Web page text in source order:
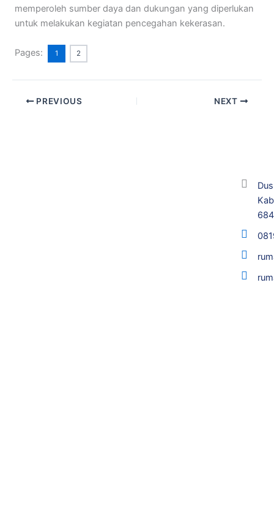
memperoleh sumber daya dan dukungan yang diperlukan
untuk melakukan kegiatan pencegahan kekerasan.
Pages: 1 2
PREVIOUS NEXT